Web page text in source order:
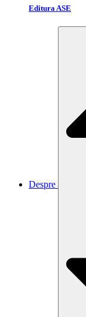
Editura ASE
Despre